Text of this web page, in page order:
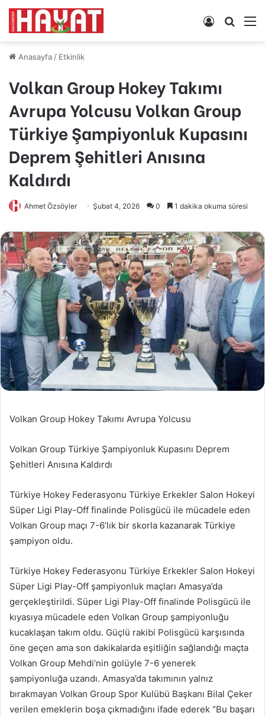
Arama
Kayıt
Anasayfa/ Etkinlik
Volkan Group Hokey Takımı
Avrupa Yolcusu Volkan Group
Türkiye Şampiyonluk Kupasını
Deprem Şehitleri Anısına
Kaldırdı
Ahmet Özsöyler Şubat 4, 2026 0 1 dakika okuma süresi
Volkan Group Hokey Takımı Avrupa Yolcusu
Volkan Group Türkiye Şampiyonluk Kupasını Deprem
Şehitleri Anısına Kaldırdı
Türkiye Hokey Federasyonu Türkiye Erkekler Salon Hokeyi
Süper Ligi Play-Off finalinde Polisgücü ile mücadele eden
Volkan Group maçı 7-6’lık bir skorla kazanarak Türkiye
şampiyon oldu.
Türkiye Hokey Federasyonu Türkiye Erkekler Salon Hokeyi
Süper Ligi Play-Off şampiyonluk maçları Amasya’da
gerçekleştirildi. Süper Ligi Play-Off finalinde Polisgücü ile
kıyasıya mücadele eden Volkan Group şampiyonluğu
kucaklaşan takım oldu. Güçlü rakibi Polisgücü karşısında
öne geçen ama son dakikalarda eşitliğin sağlandığı maçta
Volkan Group Mehdi’nin golüyle 7-6 yenerek
şampiyonluğa uzandı. Amasya’da takımının yalnız
bırakmayan Volkan Group Spor Kulübü Başkanı Bilal Çeker
verilen emeklerin boşa çıkmadığını ifade ederek “Bu başarı